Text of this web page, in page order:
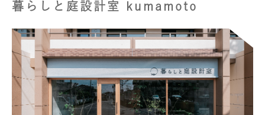
暮らしと庭設計室 kumamoto